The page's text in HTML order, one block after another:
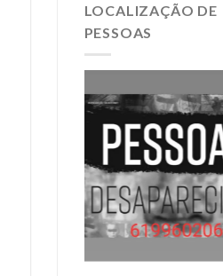
LOCALIZAÇÃO DE
PESSOAS